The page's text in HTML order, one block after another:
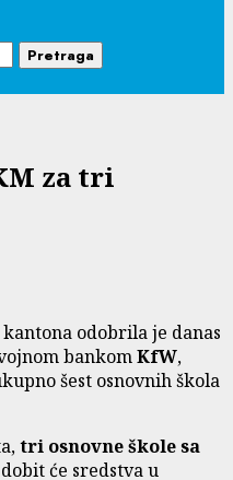
za tri
odobrila je danas
bankomKfW,
šest osnovnih škola
tri osnovne škole sa
dobit će sredstva u